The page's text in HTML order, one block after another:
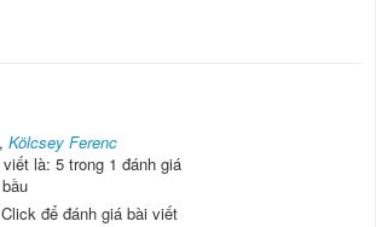
, Kölcsey Ferenc
là: 5 trong 1 đánh giá
Click để đánh giá bài viết